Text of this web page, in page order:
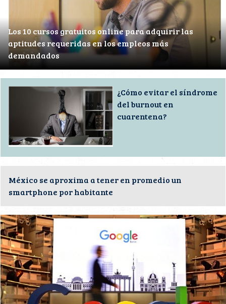
Los 10 cursos gratuitos online para adquirir las
aptitudes requeridas en los empleos más
demandados
¿Cómo evitar el síndrome
del burnout en
cuarentena?
México se aproxima a tener en promedio un
smartphone por habitante